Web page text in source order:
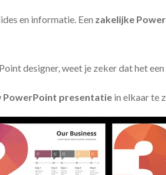
en informatie. Een zakelijke
designer, weet je zeker dat het
PowerPoint presentatie in elkaar te